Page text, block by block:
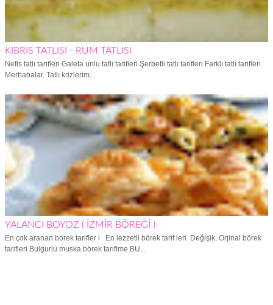
KIBRIS TATLISI - RUM TATLISI
Nefis tatlı tarifleri Galeta unlu tatlı tarifleri Şerbetli tatlı tarifleri Farklı tatlı tarifleri
Merhabalar. Tatlı krizlerim...
YALANCI BOYOZ ( İZMİR BÖREĞİ )
En çok aranan börek tarifler i En lezzetli börek tarif leri Değişik, Orjinal börek
tarifleri Bulgurlu muska börek tarifime BU...